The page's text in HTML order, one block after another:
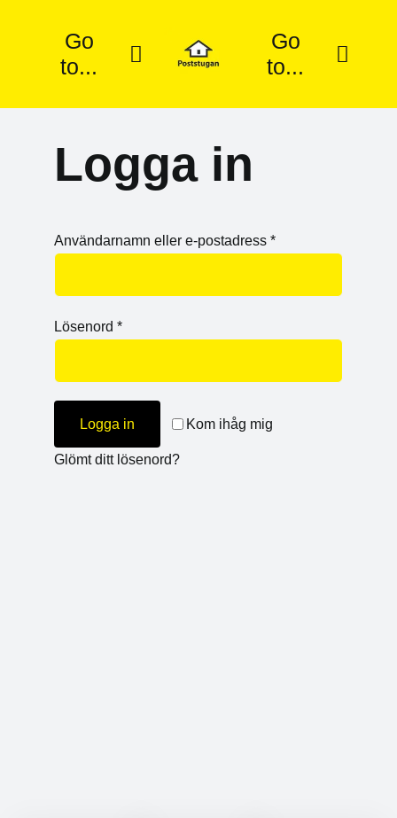
innehållet
Go
to...
Våra Tjänster
Beställ
Go
to...
Kontakta Oss
Logga in
Användarnamn eller e-postadress *Obligatoriskt
Lösenord *Obligatoriskt
Kom ihåg mig
Logga in
Glömt ditt lösenord?